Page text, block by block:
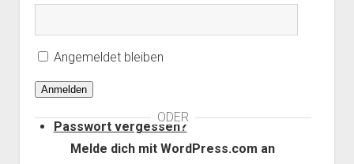
Impressum
ODER
Melde dich mit WordPress.com an
Angemeldet bleiben
Anmelden
Passwort vergessen?